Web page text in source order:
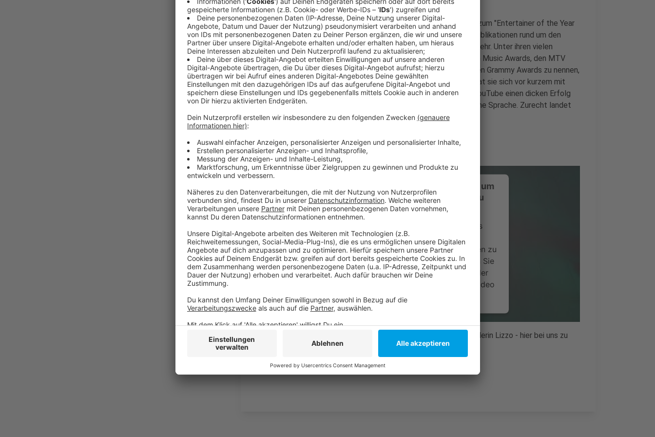
Sowohl vom TIME Magazine als auch von Entertainment Weekly zum "Entertainer of the Year
2019" gekürt, zierte Lizzo bereits die Titel unterschiedlichster Publikationen rund um den
Globus, u.a. Rolling Stone, Billboard, Elle, British Vogue und viele mehr. Unter ihren vielen
denkwürdigen TV-Auftritten sind Performances bei den American Music Awards, den MTV
Video Music Awards, den BET Awards, Saturday Night Live und den Grammy Awards zu nennen,
die sie 2020 mit einer großen Live-Performance eröffnete. Nun hat sie sich vor kurzem mit
"About Damn Time" zurückgemeldet und feiert, allein schon bei YouTube einen dicken Erfolg
mit ihrem Track - über 60 Millionen Aufrufe sprechen eine deutliche Sprache. Zurecht landet
dieser Song daher bei uns im besten Mix.
Wir benötigen Ihre Zustimmung, um
den YouTube Video-Service zu
laden!
Wir verwenden einen Service eines
Drittanbieters, um Videoinhalte
einzubetten. Dieser Service kann Daten zu
Ihren Aktivitäten sammeln. Bitte lesen Sie
die Details durch und stimmen Sie der
Nutzung des Service zu, um dieses Video
anzusehen.
Akzeptieren
powered byUsercentrics Consent Management
"About Damn Time" ist der neue Hit von der aufstrebenden Künstlerin Lizzo - hier bei uns zu
Anzeige